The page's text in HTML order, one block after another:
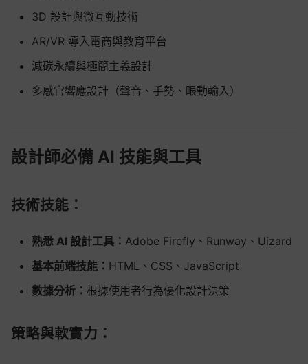
3D 設計與微互動技術
AR/VR 導入電商與教育平台
減碳永續與極簡主義設計
多感官響應設計（聲音、手勢、眼動輸入）
設計師必備 AI 技能與工具
技術技能：
熟悉 AI 設計工具： Adobe Firefly、Runway、Uizard
基本前端技能： HTML、CSS、JavaScript
數據分析： 根據使用者行為優化設計決策
策略與軟實力：